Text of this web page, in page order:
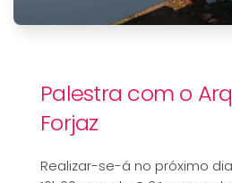
Palestra com o
Forjaz
Realizar-se-á no próximo dia